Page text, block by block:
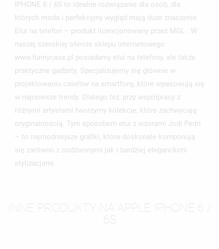
IPHONE 6 / 6S to idealne rozwiązanie dla osób, dla
których moda i perfekcyjny wygląd mają duże znaczenie.
Etui na telefon – produkt licencjonowany przez MGL . W
naszej szerokiej ofercie sklepu internetowego
www.funnycase.pl posiadamy etui na telefony, ale także
praktyczne gadżety. Specjalizujemy się głównie w
projektowaniu case’ów na smartfony, które wpasowują się
w najnowsze trendy. Dlatego też, przy współpracy z
różnymi artystami tworzymy kolekcje, które zachwycają
oryginalnością. Tym sposobem etui z wzorami Jodi Pedri
– to najmodniejsze grafiki, które doskonale komponują
się zarówno z codziennymi jak i bardziej eleganckimi
stylizacjami.
INNE PRODUKTY NA APPLE IPHONE 6 /
6S
add_circle_outlineUTWÓRZ NOWĄ LISTĘ
ANULUJ ZALOGUJ SIĘ